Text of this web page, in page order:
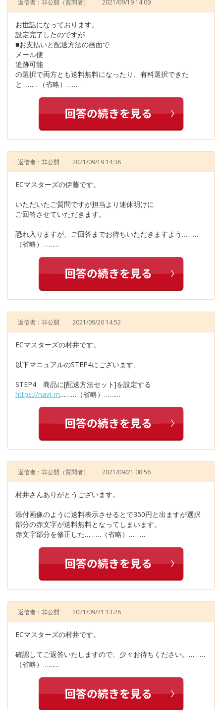
返信者：非公開 （質問者） 2021/09/19 14:09
お世話になっております。
設定完了したのですが
■お支払いと配送方法の画面で
メール便
追跡可能
の選択で両方とも送料無料になったり、有料選択できた
と………（省略）………
返信者：非公開 2021/09/19 14:38
ECマスターズの伊藤です。
いただいたご質問ですが担当より連休明けに
ご回答させていただきます。
恐れ入りますが、ご回答までお待ちいただきますよう………
（省略）………
返信者：非公開 2021/09/20 14:52
ECマスターズの村井です。
以下マニュアルのSTEP4にございます、
STEP4 商品に[配送方法セット]を設定する
https://navi-m………（省略）………
返信者：非公開 （質問者） 2021/09/21 08:56
村井さんありがとうございます。
添付画像のように送料表示させるとで350円と出ますが選択
部分の赤文字が送料無料となってしまいます。
赤文字部分を修正した………（省略）………
返信者：非公開 2021/09/21 13:28
ECマスターズの村井です。
確認してご返答いたしますので、少々お待ちください。………
（省略）………